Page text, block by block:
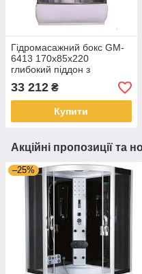
Гідромасажний бокс GM-
6413 170x85x220
глибокий піддон з
електронікою і
гідромасажем
33 212 ₴
Купити
Акційні пропозиції та
–25%